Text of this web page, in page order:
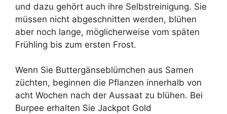
und dazu gehört auch ihre Selbstreinigung. Sie
müssen nicht abgeschnitten werden, blühen
aber noch lange, möglicherweise vom späten
Frühling bis zum ersten Frost.
Wenn Sie Buttergänseblümchen aus Samen
züchten, beginnen die Pflanzen innerhalb von
acht Wochen nach der Aussaat zu blühen. Bei
Burpee erhalten Sie Jackpot Gold